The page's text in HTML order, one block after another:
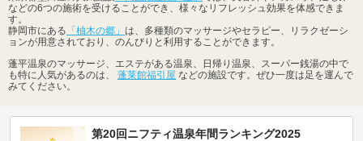
などの6つの施術を受けることができ、様々なリフレッシュ効果を体感できま
す。
静岡市にある 「柚木の郷」 は、多種類のマッサージやセラピー、リラクゼーシ
ョンが用意されており、のんびりと利用することができます。
蓬平温泉のマッサージ、エステがある温泉、日帰り温泉、スーパー銭湯の中で
も特に人気があるのは、 蓬莱館福引屋 などの施設です。ぜひ一度は足を運んで
みてください。
第20回ニフティ温泉年間ランキング2025